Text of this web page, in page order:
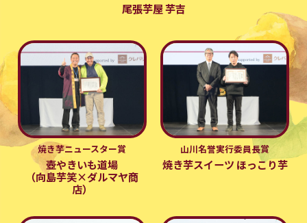
尾張芋屋 芋吉
焼き芋ニュースター賞
壺やきいも道場
（向島芋笑×ダルマヤ商
店）
山川名誉実行委員長賞
焼き芋スイーツ ほっこり芋